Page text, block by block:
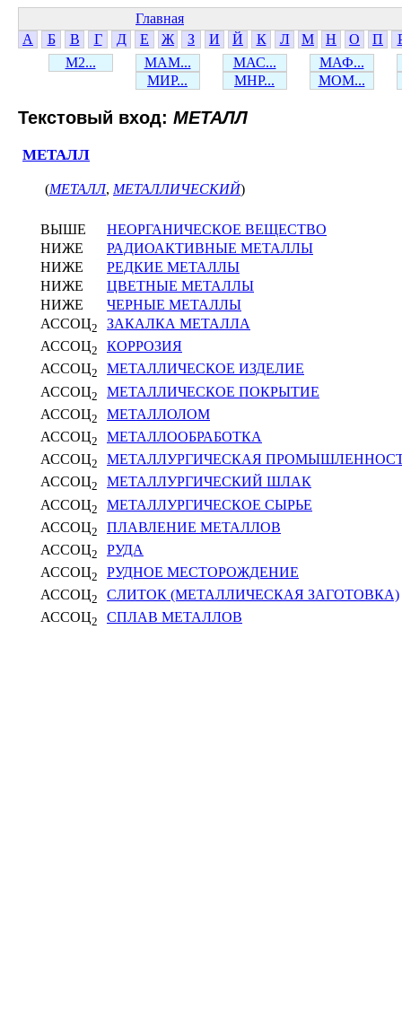
Главная
А
Б В Г Д Е Ж З И Й К Л М Н О П
М2...
МАМ... МАС...
МАФ...
МИР...
МНР... МОМ...
Текстовый вход: МЕТАЛЛ
МЕТАЛЛ
(МЕТАЛЛ, МЕТАЛЛИЧЕСКИЙ)
ВЫШЕ
НЕОРГАНИЧЕСКОЕ ВЕЩЕСТВО
НИЖЕ
РАДИОАКТИВНЫЕ МЕТАЛЛЫ
НИЖЕ
РЕДКИЕ МЕТАЛЛЫ
НИЖЕ
ЦВЕТНЫЕ МЕТАЛЛЫ
НИЖЕ
ЧЕРНЫЕ МЕТАЛЛЫ
АССОЦ2
ЗАКАЛКА МЕТАЛЛА
АССОЦ2
КОРРОЗИЯ
АССОЦ2
МЕТАЛЛИЧЕСКОЕ ИЗДЕЛИЕ
АССОЦ2
МЕТАЛЛИЧЕСКОЕ ПОКРЫТИЕ
АССОЦ2
МЕТАЛЛОЛОМ
АССОЦ2
МЕТАЛЛООБРАБОТКА
АССОЦ2
МЕТАЛЛУРГИЧЕСКАЯ
АССОЦ2
МЕТАЛЛУРГИЧЕСКИЙ ШЛАК
АССОЦ2
МЕТАЛЛУРГИЧЕСКОЕ СЫРЬЕ
АССОЦ2
ПЛАВЛЕНИЕ МЕТАЛЛОВ
АССОЦ2
РУДА
АССОЦ2
РУДНОЕ МЕСТОРОЖДЕНИЕ
АССОЦ2
СЛИТОК (МЕТАЛЛИЧЕСКАЯ ЗАГОТОВКА)
АССОЦ2 СПЛАВ МЕТАЛЛОВ